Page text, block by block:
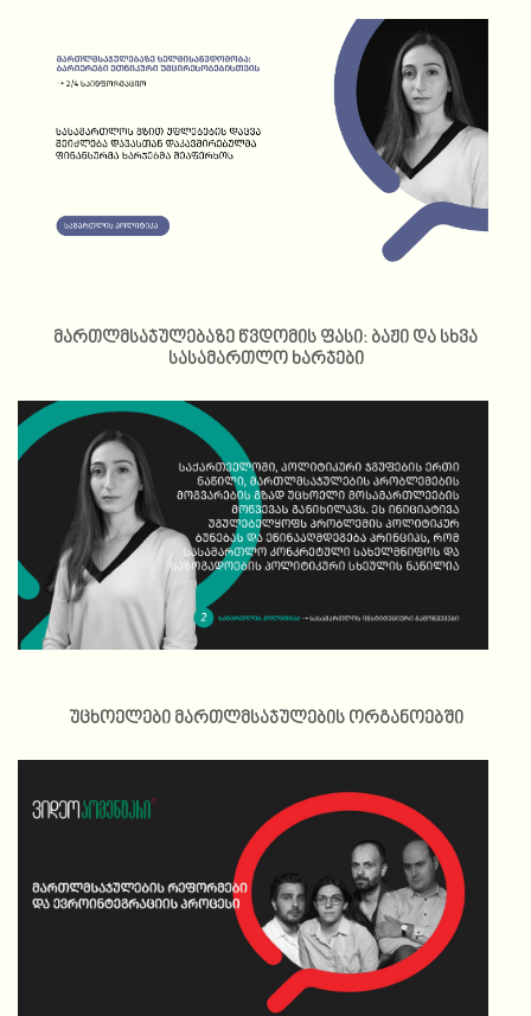
მართლმსაჯულებაზე წვდომის ფასი: ბაჟი და სხვა
სასამართლო ხარჯები
უცხოელები მართლმსაჯულების ორგანოებში